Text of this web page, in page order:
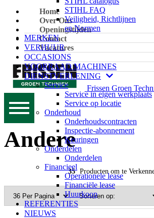
STIHL FAQ
Veiligheid, Richtlijnen
en Normen
MERKEN
VERHUUR
OCCASIONS
VOORRAAD MACHINES
DIENSTVERLENING
Service
Service in eigen werkplaats
Service op locatie
Onderhoud
Onderhoudscontracten
Inspectie-abonnement
Keuringen
Onderdelen
Onderdelen
Financieel
Operationele lease
Financiële lease
Huurkoop
REFERENTIES
NIEUWS
Home
Over Ons
Openingstijden
Contact
Vacatures
Frissen Groen
Andere
35 Producten om te